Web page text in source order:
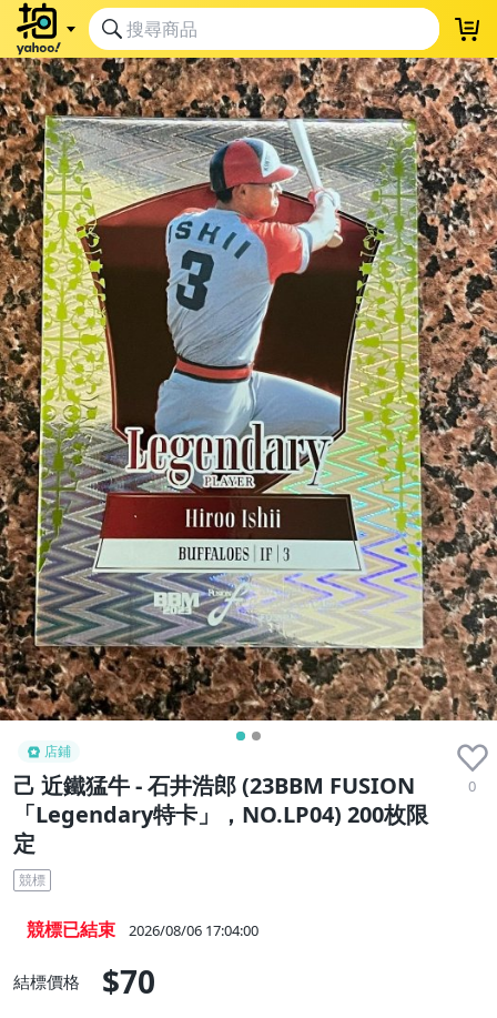
店鋪
己 近鐵猛牛 - 石井浩郎 (23BBM FUSION
「Legendary特卡」，NO.LP04) 200枚限
定
0
競標
競標已結束 2026/08/06 17:04:00
結標價格 $70